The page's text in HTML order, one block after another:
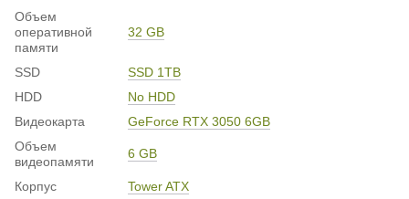
Объем
оперативной
памяти
32 GB
SSD
SSD 1TB
HDD
No HDD
Видеокарта
GeForce RTX 3050 6GB
Объем
видеопамяти
6 GB
Корпус
Tower ATX